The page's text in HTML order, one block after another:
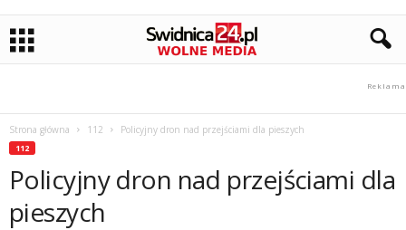
Strona główna 112 Policyjny dron nad przejściami dla pieszych
112
Policyjny dron nad przejściami dla
pieszych